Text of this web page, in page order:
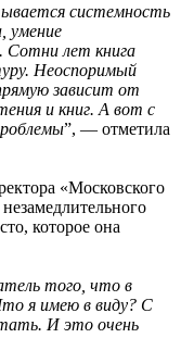
системность
умение
Сотни лет книга
Неоспоримый
зависит от
и книг. А вот с
”, — отметила
«Московского
которое она
того, что в
я имею в виду? С
И это очень